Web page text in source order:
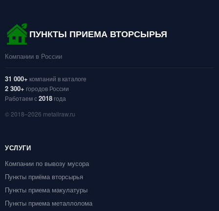
ПУНКТЫ ПРИЕМА ВТОРСЫРЬЯ
Компании в России
31 000+ компаний в каталоге
2 300+ городов России
Работаем с2018 года
© 2018–2026 metallraw.ru
УСЛУГИ
Компании по вывозу мусора
Пункты приёма вторсырья
Пункты приема макулатуры
Пункты приема металлолома